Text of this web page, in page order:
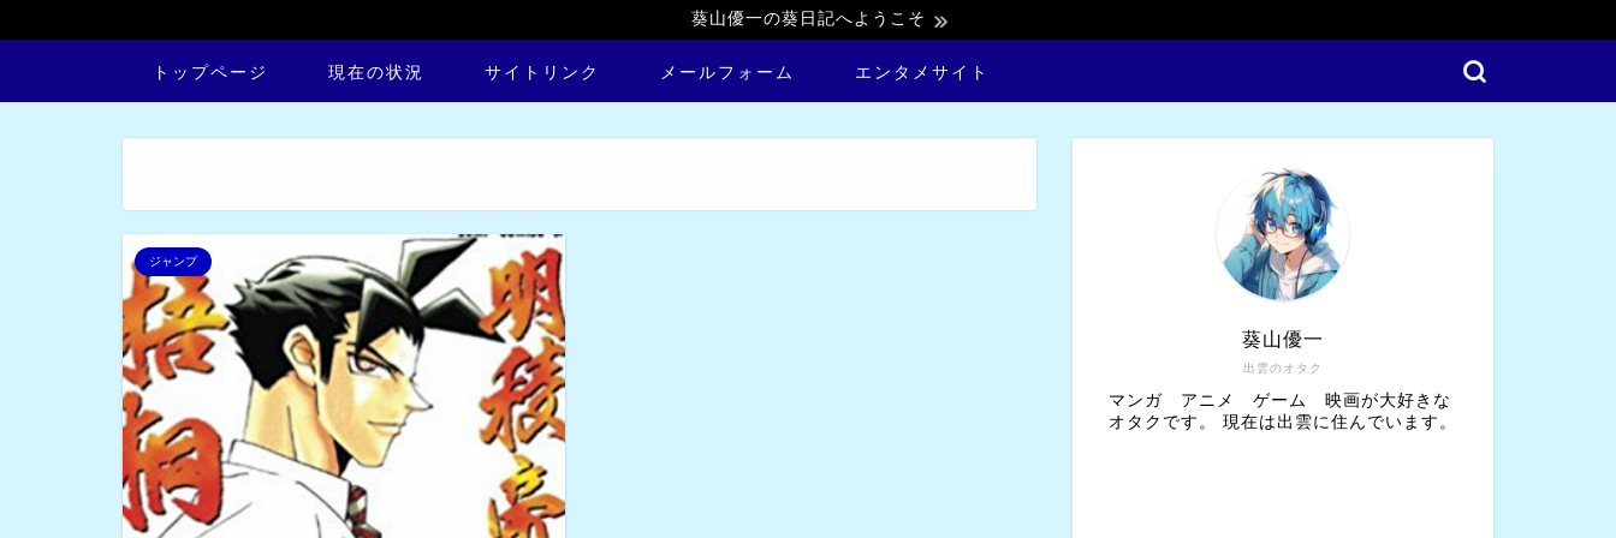
葵山優一の葵日記へようこそ
トップページ 現在の状況 サイトリンク メールフォーム エンタメサイト
ジャンプ
出雲のオタク
葵山優一
マンガ アニメ ゲーム 映画が大好きな
オタクです。 現在は出雲に住んでいます。